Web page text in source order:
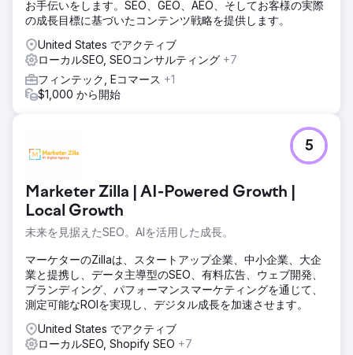
SEO、オンページSEO、オフページSEOを含む4時間の集中
的な作業を行うことにしました。テクニカルSEOの大きな問
題（H1タグの重複）を修正しました。オンページSEOでは、
基本的なキーワード調査を行い、メタタイトルとディスクリ
プション、ページタイトル、画像のaltタグに反映させまし
た。オフページSEOでは、Googleレビューの価値とローカ
ルSEOについて指導しました。
1ヶ月後、彼女のインプレッション数は上昇し始め、クリック
数も増え始めました。以前はトップ100にも入らなかったの
に、今ではローリーの「屋外幼稚園」で3ページ目にランク
インしています。まだ改善の余地はありますが、私の仕事を
通していくつかのリードを獲得できたことに、彼女は喜んで
くれました。予算が許す限り、このクライアントのために引
き続き尽力していきます！
エージェンシーページに移動
お手伝いをします。SEO、GEO、AEO、そしてお客様の実際
の成長目標に基づいたコンテンツ戦略を提供します。
United States でアクティブ
ローカルSEO, SEOコンサルティング +7
フィンテック, Eコマース +1
$1,000 から開始
Marketer Zilla | AI-Powered Growth |
Local Growth
未来を見据えたSEO。AIを活用した成長。
5
マーケターのZillaは、スタートアップ企業、中小企業、大企
業と提携し、データ主導型のSEO、有料広告、ウェブ開発、
ブランディング、パフォーマンスマーケティングを通じて、
測定可能なROIを実現し、デジタル成長を加速させます。
United States でアクティブ
ローカルSEO, Shopify SEO +7